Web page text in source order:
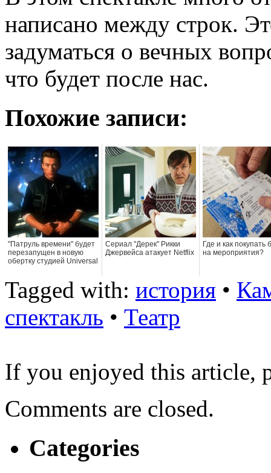
написано между строк.
задуматься о вечных
что будет после нас.
Похожие записи:
"Патруль времени" будет
перезапущен в новую
обертку студией Universal
Сериал "Дерек" Рикки
Джервейса атакует Netflix
Где и как покупать
на мероприятия?
Tagged with: история •
спектакль • Театр
If you enjoyed this article,
Comments are closed.
Categories